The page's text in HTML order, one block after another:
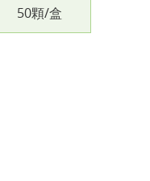
50顆/盒